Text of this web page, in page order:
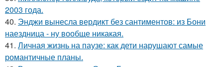
2003 года.
40. Энджи вынесла вердикт без сантиментов: из Бони
наездница - ну вообще никакая.
41. Личная жизнь на паузе: как дети нарушают самые
романтичные планы.